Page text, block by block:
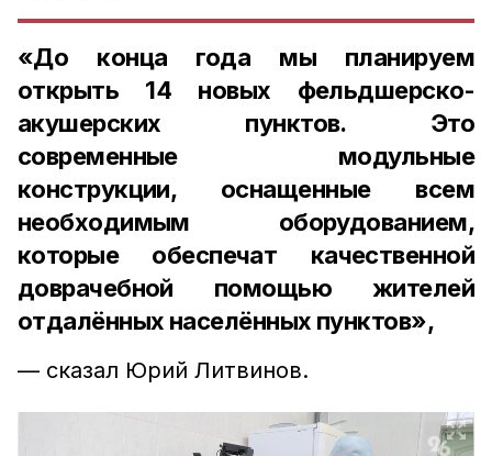
«До конца года мы планируем
открыть 14 новых фельдшерско-
акушерских пунктов. Это
современные модульные
конструкции, оснащенные всем
необходимым оборудованием,
которые обеспечат качественной
доврачебной помощью жителей
отдалённых населённых пунктов»,
— сказал Юрий Литвинов.